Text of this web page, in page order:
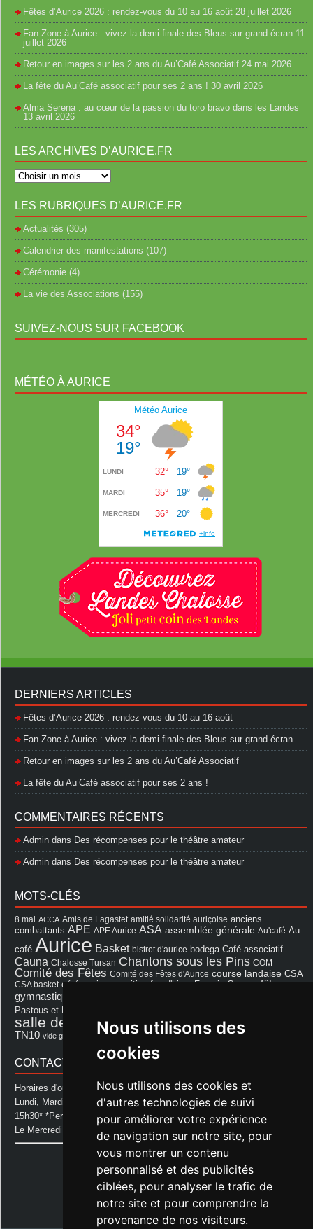
Nous utilisons des
cookies
Nous utilisons des cookies et
d'autres technologies de suivi
pour améliorer votre expérience
de navigation sur notre site, pour
vous montrer un contenu
personnalisé et des publicités
ciblées, pour analyser le trafic de
notre site et pour comprendre la
provenance de nos visiteurs.
Fêtes d’Aurice 2026 : rendez-vous du 10 au 16 août 28 juillet 2026
Fan Zone à Aurice : vivez la demi-finale des Bleus sur grand écran 11
juillet 2026
Retour en images sur les 2 ans du Au’Café Associatif 24 mai 2026
La fête du Au’Café associatif pour ses 2 ans ! 30 avril 2026
Alma Serena : au cœur de la passion du toro bravo dans les Landes
13 avril 2026
LES ARCHIVES D’AURICE.FR
LES RUBRIQUES D’AURICE.FR
Actualités (305)
Calendrier des manifestations (107)
Cérémonie (4)
La vie des Associations (155)
SUIVEZ-NOUS SUR FACEBOOK
MÉTÉO À AURICE
DERNIERS ARTICLES
Fêtes d’Aurice 2026 : rendez-vous du 10 au 16 août
Fan Zone à Aurice : vivez la demi-finale des Bleus sur grand écran
Retour en images sur les 2 ans du Au’Café Associatif
La fête du Au’Café associatif pour ses 2 ans !
COMMENTAIRES RÉCENTS
Admin dans Des récompenses pour le théâtre amateur
Admin dans Des récompenses pour le théâtre amateur
MOTS-CLÉS
8 mai ACCA Amis de Lagastet amitié solidarité auriçoise anciens
combattants APE APE Aurice ASA assemblée générale Au'café Au
café Aurice Basket bistrot d'aurice bodega Café associatif
Cauna Chalosse Tursan Chantons sous les Pins COM
Comité des Fêtes Comité des Fêtes d'Aurice course landaise CSA
CSA basket cérémonie exposition feu d'hiver Francis Cazaux
fêtes
gymnastique volontaire
Pastous et Pastourettes
salle des fêtes salle des fêtes d'aurice Souprosse
TN10 vide grenier Voeux école
CONTACT MAIRIE
Horaires d'ouverture de la Mairie:
Lundi, Mardi, Jeudi et Vendredi : de 08h00 à 11h30 et de 12h30 à
15h30* *Permanence téléphonique jusqu'à 17h00
Le Mercredi : de 08h00 à 11h00
Mairie d'Aurice
14 Avenue des Pastous
40500 Aurice
Tel : 05 58 76 06 50
Plus d'infos »